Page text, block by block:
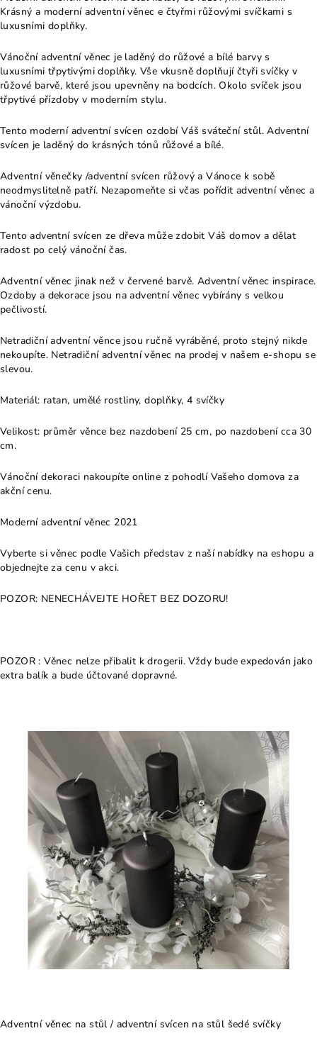
Krásný a moderní adventní věnec e čtyřmi růžovými svíčkami s
luxusními doplňky.
Vánoční adventní věnec je laděný do růžové a bílé barvy s
luxusními třpytivými doplňky. Vše vkusně doplňují čtyři svíčky v
růžové barvě, které jsou upevněny na bodcích. Okolo svíček jsou
třpytivé přízdoby v moderním stylu.
Tento moderní adventní svícen ozdobí Váš sváteční stůl. Adventní
svícen je laděný do krásných tónů růžové a bílé.
Adventní věnečky /adventní svícen růžový a Vánoce k sobě
neodmyslitelně patří. Nezapomeňte si včas pořídit adventní věnec a
vánoční výzdobu.
Tento adventní svícen ze dřeva může zdobit Váš domov a dělat
radost po celý vánoční čas.
Adventní věnec jinak než v červené barvě. Adventní věnec inspirace.
Ozdoby a dekorace jsou na adventní věnec vybírány s velkou
pečlivostí.
Netradiční adventní věnce jsou ručně vyráběné, proto stejný nikde
nekoupíte. Netradiční adventní věnec na prodej v našem e-shopu se
slevou.
Materiál: ratan, umělé rostliny, doplňky, 4 svíčky
Velikost: průměr věnce bez nazdobení 25 cm, po nazdobení cca 30
cm.
Vánoční dekoraci nakoupíte online z pohodlí Vašeho domova za
akční cenu.
Moderní adventní věnec 2021
Vyberte si věnec podle Vašich představ z naší nabídky na eshopu a
objednejte za cenu v akci.
POZOR: NENECHÁVEJTE HOŘET BEZ DOZORU!
POZOR : Věnec nelze přibalit k drogerii. Vždy bude expedován jako
extra balík a bude účtované dopravné.
Adventní věnec na stůl / adventní svícen na stůl šedé svíčky